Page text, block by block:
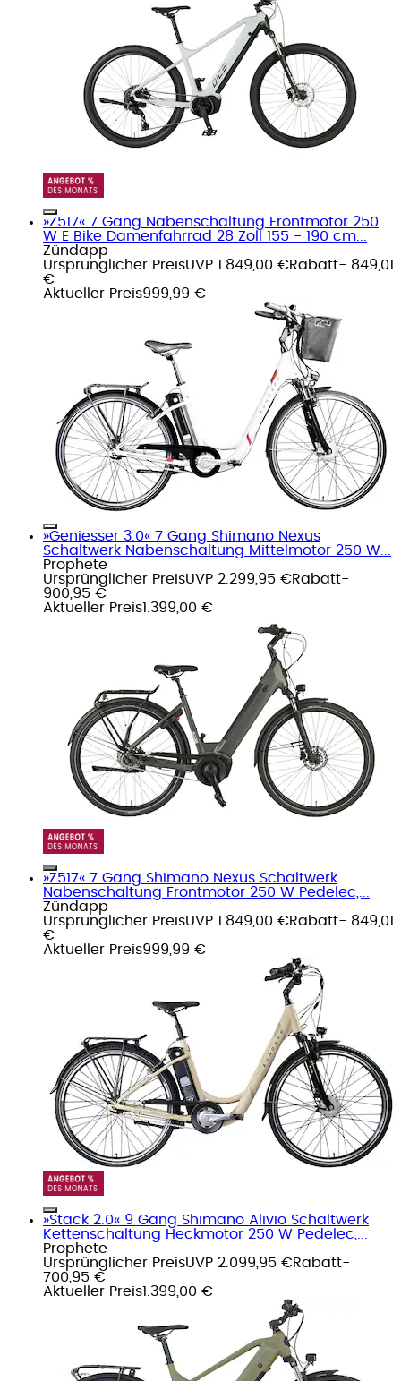
»Z517« 7 Gang Nabenschaltung Frontmotor 250
W E Bike Damenfahrrad 28 Zoll 155 - 190 cm...
Zündapp
Ursprünglicher PreisUVP 1.849,00 €Rabatt- 849,01
€
Aktueller Preis999,99 €
»Geniesser 3.0« 7 Gang Shimano Nexus
Schaltwerk Nabenschaltung Mittelmotor 250 W...
Prophete
Ursprünglicher PreisUVP 2.299,95 €Rabatt-
900,95 €
Aktueller Preis1.399,00 €
»Z517« 7 Gang Shimano Nexus Schaltwerk
Nabenschaltung Frontmotor 250 W Pedelec,...
Zündapp
Ursprünglicher PreisUVP 1.849,00 €Rabatt- 849,01
€
Aktueller Preis999,99 €
»Stack 2.0« 9 Gang Shimano Alivio Schaltwerk
Kettenschaltung Heckmotor 250 W Pedelec,...
Prophete
Ursprünglicher PreisUVP 2.099,95 €Rabatt-
700,95 €
Aktueller Preis1.399,00 €